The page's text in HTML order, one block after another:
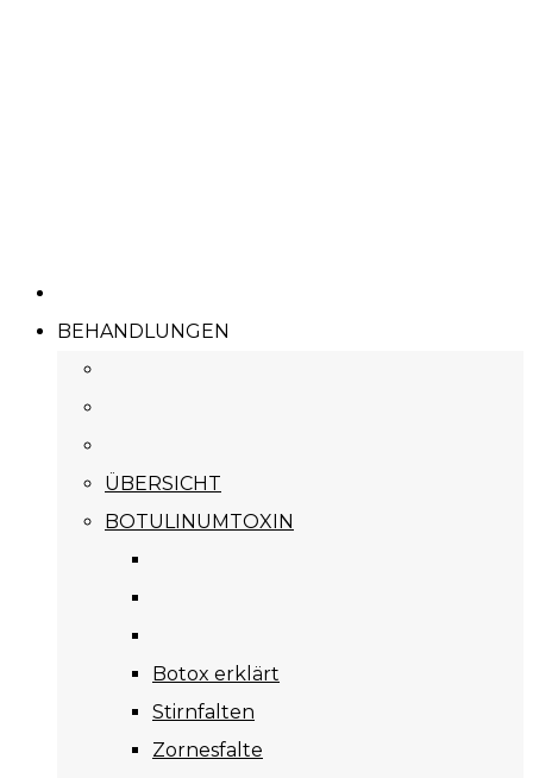
BEHANDLUNGEN
ÜBERSICHT
BOTULINUMTOXIN
Botox erklärt
Stirnfalten
Zornesfalte